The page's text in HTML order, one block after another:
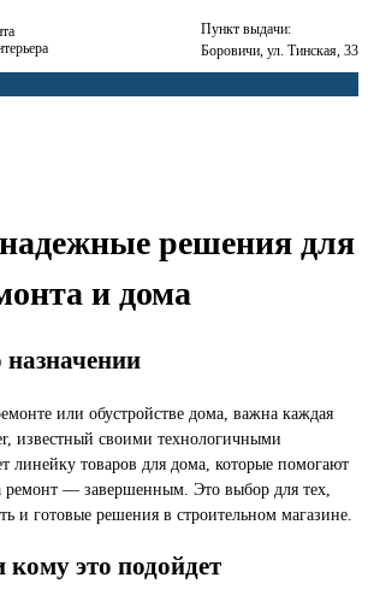
Пункт выдачи:
Боровичи, ул. Тинская, 33
решения для
и дома
назначении
или обустройстве дома, важна каждая
известный своими технологичными
линейку товаров для дома, которые помогают
ремонт — завершенным. Это выбор для тех,
и готовые решения в строительном магазине.
кому это подойдет